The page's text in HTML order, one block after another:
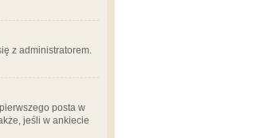
z administratorem.
posta w
jeśli w ankiecie